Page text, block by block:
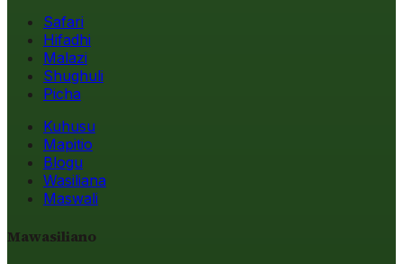
Safari
Hifadhi
Malazi
Shughuli
Picha
Kuhusu
Mapitio
Blogu
Wasiliana
Maswali
Mawasiliano